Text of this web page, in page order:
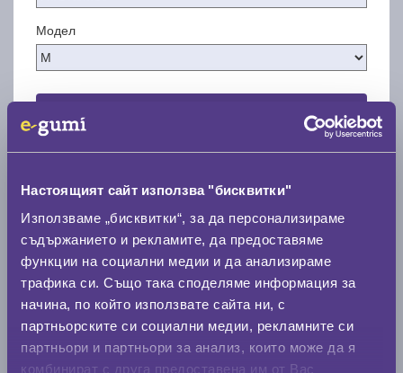
Настоящият сайт използва "бисквитки"
Използваме „бисквитки“, за да персонализираме
съдържанието и рекламите, да предоставяме
функции на социални медии и да анализираме
трафика си. Също така споделяме информация за
начина, по който използвате сайта ни, с
партньорските си социални медии, рекламните си
партньори и партньори за анализ, които може да я
комбинират с друга предоставена им от Вас
Модел